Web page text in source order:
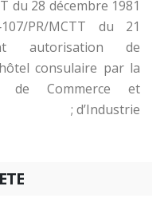
du 28 décembre 1981
PR/MCTT du 21
autorisation de
consulaire par la
de Commerce et
d’Industrie ;